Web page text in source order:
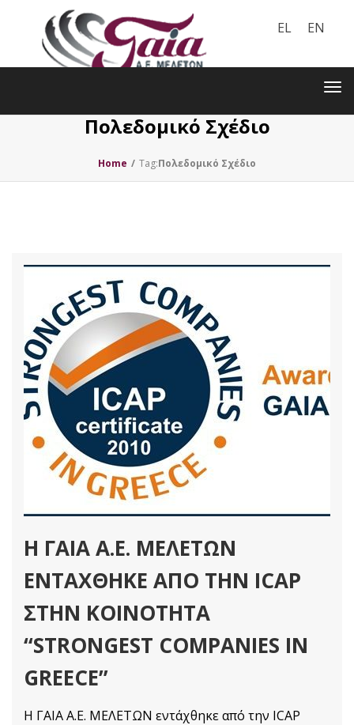
EL EN
Πολεδομικό Σχέδιο
Home / Tag:Πολεδομικό Σχέδιο
H ΓΑΙΑ Α.Ε. ΜΕΛΕΤΩΝ
ΕΝΤΆΧΘΗΚΕ ΑΠΌ ΤΗΝ ICAP
ΣΤΗΝ ΚΟΙΝΌΤΗΤΑ
“STRONGEST COMPANIES IN
GREECE”
H ΓΑΙΑ Α.Ε. ΜΕΛΕΤΩΝ εντάχθηκε από την ICAP